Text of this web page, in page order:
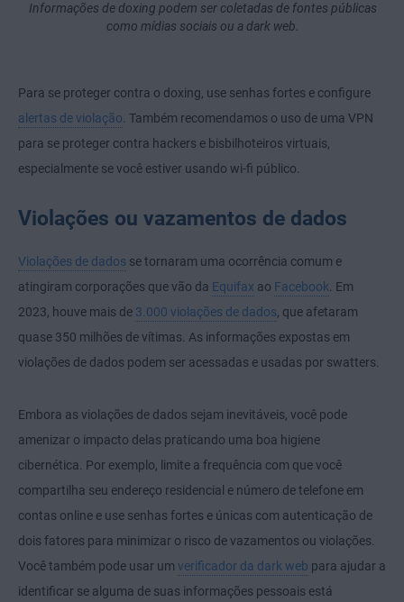
Informações de doxing podem ser coletadas de fontes públicas
como mídias sociais ou a dark web.
Para se proteger contra o doxing, use senhas fortes e configure
alertas de violação. Também recomendamos o uso de uma VPN
para se proteger contra hackers e bisbilhoteiros virtuais,
especialmente se você estiver usando wi-fi público.
Violações ou vazamentos de dados
Violações de dados se tornaram uma ocorrência comum e
atingiram corporações que vão da Equifax ao Facebook. Em
2023, houve mais de 3.000 violações de dados, que afetaram
quase 350 milhões de vítimas. As informações expostas em
violações de dados podem ser acessadas e usadas por swatters.
Embora as violações de dados sejam inevitáveis, você pode
amenizar o impacto delas praticando uma boa higiene
cibernética. Por exemplo, limite a frequência com que você
compartilha seu endereço residencial e número de telefone em
contas online e use senhas fortes e únicas com autenticação de
dois fatores para minimizar o risco de vazamentos ou violações.
Você também pode usar um verificador da dark web para ajudar a
identificar se alguma de suas informações pessoais está